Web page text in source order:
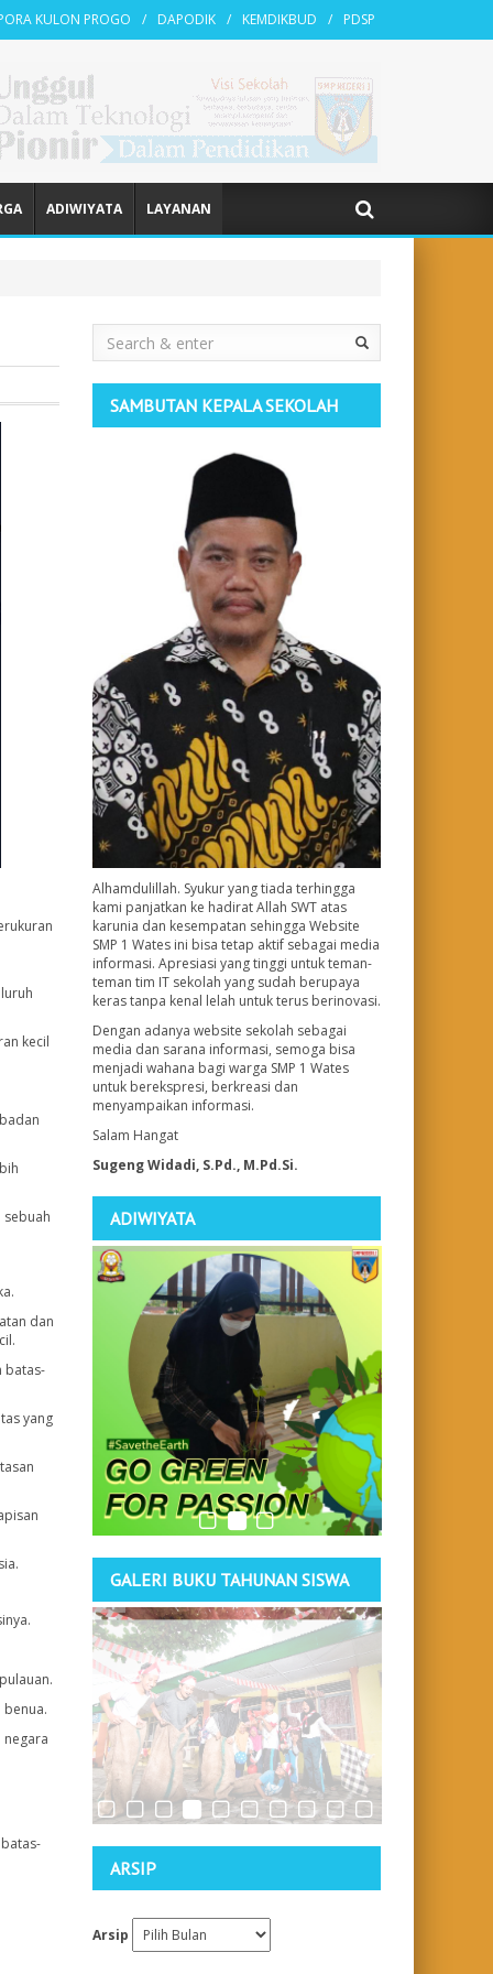
KULON PROGO DAPODIK KEMDIKBUD PDSP
ADIWIYATA LAYANAN
kecil
dan
batas-
yang
negara
SAMBUTAN KEPALA SEKOLAH
Alhamdulillah. Syukur yang tiada terhingga
kami panjatkan ke hadirat Allah SWT atas
karunia dan kesempatan sehingga Website
SMP 1 Wates ini bisa tetap aktif sebagai media
informasi. Apresiasi yang tinggi untuk teman-
teman tim IT sekolah yang sudah berupaya
keras tanpa kenal lelah untuk terus berinovasi.
Dengan adanya website sekolah sebagai
media dan sarana informasi, semoga bisa
menjadi wahana bagi warga SMP 1 Wates
untuk berekspresi, berkreasi dan
menyampaikan informasi.
Salam Hangat
Sugeng Widadi, S.Pd., M.Pd.Si.
ADIWIYATA
GALERI BUKU TAHUNAN SISWA
ARSIP
Arsip